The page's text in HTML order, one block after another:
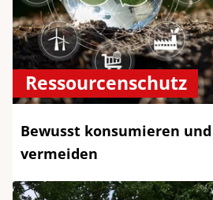
Ressourcenschutz
Bewusst konsumieren
vermeiden